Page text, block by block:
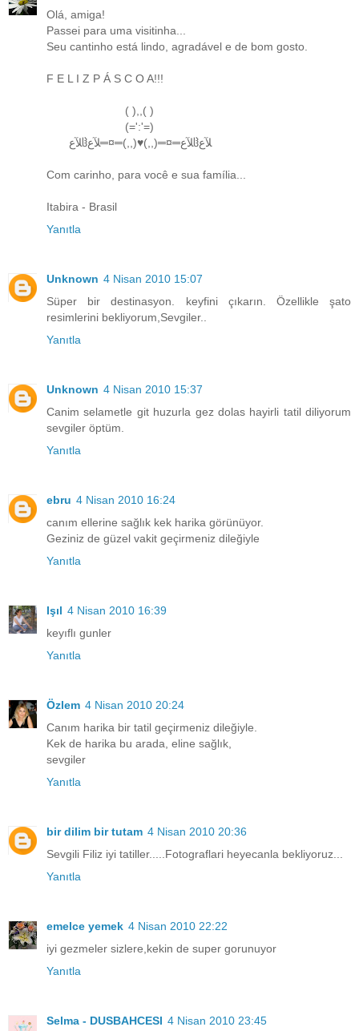
Olá, amiga!
Passei para uma visitinha...
Seu cantinho está lindo, agradável e de bom gosto.
F E L I Z P Á S C O A!!!
( ),,( )
(=':'=)
ﻶﻉჱﻶﻉ═¤═(,,)♥(,,)═¤═ﻶﻉჱﻶﻉ
Com carinho, para você e sua família...
Itabira - Brasil
Yanıtla
Unknown 4 Nisan 2010 15:07
Süper bir destinasyon. keyfini çıkarın. Özellikle şato
resimlerini bekliyorum,Sevgiler..
Yanıtla
Unknown 4 Nisan 2010 15:37
Canim selametle git huzurla gez dolas hayirli tatil diliyorum
sevgiler öptüm.
Yanıtla
ebru 4 Nisan 2010 16:24
canım ellerine sağlık kek harika görünüyor.
Geziniz de güzel vakit geçirmeniz dileğiyle
Yanıtla
Işıl 4 Nisan 2010 16:39
keyıflı gunler
Yanıtla
Özlem 4 Nisan 2010 20:24
Canım harika bir tatil geçirmeniz dileğiyle.
Kek de harika bu arada, eline sağlık,
sevgiler
Yanıtla
bir dilim bir tutam 4 Nisan 2010 20:36
Sevgili Filiz iyi tatiller.....Fotograflari heyecanla bekliyoruz...
Yanıtla
emelce yemek 4 Nisan 2010 22:22
iyi gezmeler sizlere,kekin de super gorunuyor
Yanıtla
Selma - DUSBAHCESI 4 Nisan 2010 23:45